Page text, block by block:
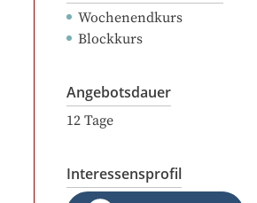
Wochenendkurs
Blockkurs
Angebotsdauer
12 Tage
Interessensprofil